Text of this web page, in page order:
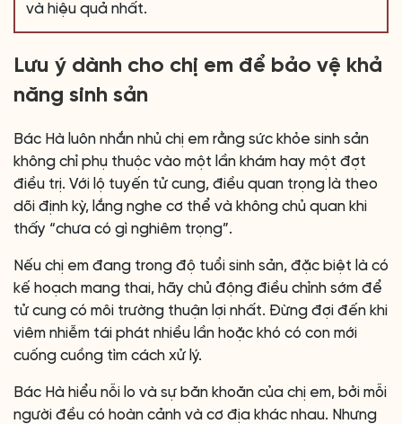
và hiệu quả nhất.
Lưu ý dành cho chị em để bảo vệ khả
năng sinh sản
Bác Hà luôn nhắn nhủ chị em rằng sức khỏe sinh sản
không chỉ phụ thuộc vào một lần khám hay một đợt
điều trị. Với lộ tuyến tử cung, điều quan trọng là theo
dõi định kỳ, lắng nghe cơ thể và không chủ quan khi
thấy “chưa có gì nghiêm trọng”.
Nếu chị em đang trong độ tuổi sinh sản, đặc biệt là có
kế hoạch mang thai, hãy chủ động điều chỉnh sớm để
tử cung có môi trường thuận lợi nhất. Đừng đợi đến khi
viêm nhiễm tái phát nhiều lần hoặc khó có con mới
cuống cuồng tìm cách xử lý.
Bác Hà hiểu nỗi lo và sự băn khoăn của chị em, bởi mỗi
người đều có hoàn cảnh và cơ địa khác nhau. Nhưng